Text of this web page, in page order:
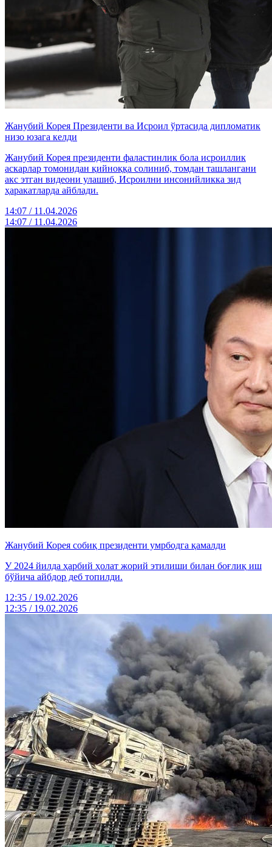
Жанубий Корея Президенти ва Исроил ўртасида дипломатик
низо юзага келди
Жанубий Корея президенти фаластинлик бола исроиллик
аскарлар томонидан қийноққа солиниб, томдан ташлангани
акс этган видеони улашиб, Исроилни инсонийликка зид
ҳаракатларда айблади.
14:07 / 11.04.2026
14:07 / 11.04.2026
Жанубий Корея собиқ президенти умрбодга қамалди
У 2024 йилда ҳарбий ҳолат жорий этилиши билан боғлиқ иш
бўйича айбдор деб топилди.
12:35 / 19.02.2026
12:35 / 19.02.2026